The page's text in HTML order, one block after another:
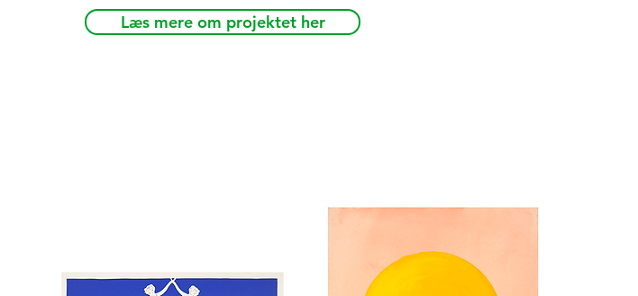
Læs mere om projektet her